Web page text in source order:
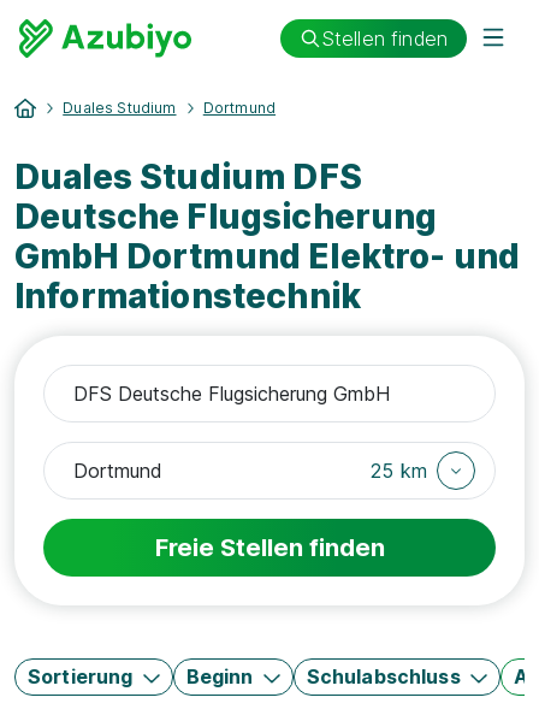
Stellen finden
Duales Studium Dortmund
Duales Studium DFS
Deutsche Flugsicherung
GmbH Dortmund Elektro- und
Informationstechnik
25 km
Freie Stellen finden
Sortierung Beginn Schulabschluss